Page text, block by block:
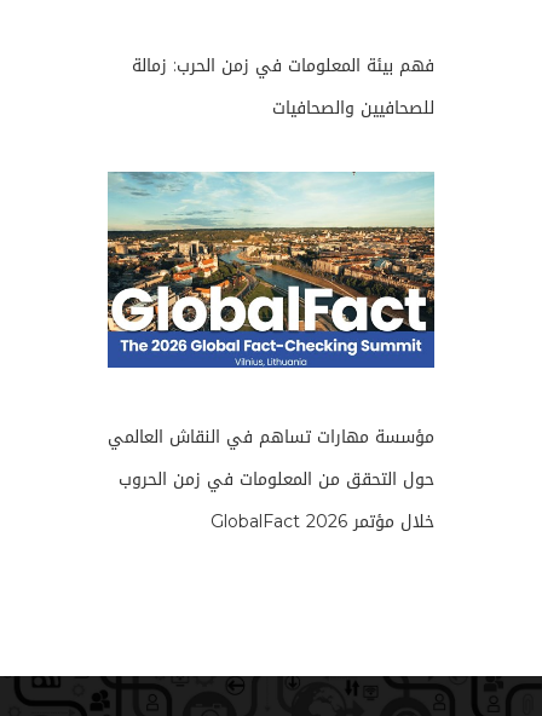
فهم بيئة المعلومات في زمن الحرب: زمالة
للصحافيين والصحافيات
مؤسسة مهارات تساهم في النقاش العالمي
حول التحقق من المعلومات في زمن الحروب
خلال مؤتمر GlobalFact 2026